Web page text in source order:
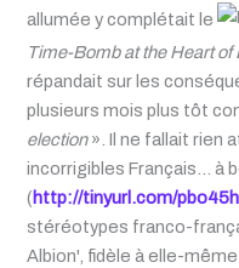
allumée y complétait le
Time-Bomb at the Heart of
répandait sur les
plusieurs mois plus tôt
election». Il ne fallait rien
incorrigibles Français… à
(http://tinyurl.com/
stéréotypes franco-
Albion', fidèle à elle-